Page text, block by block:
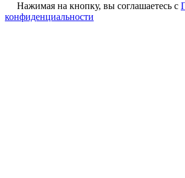
Нажимая на кнопку, вы соглашаетесь с
конфиденциальности